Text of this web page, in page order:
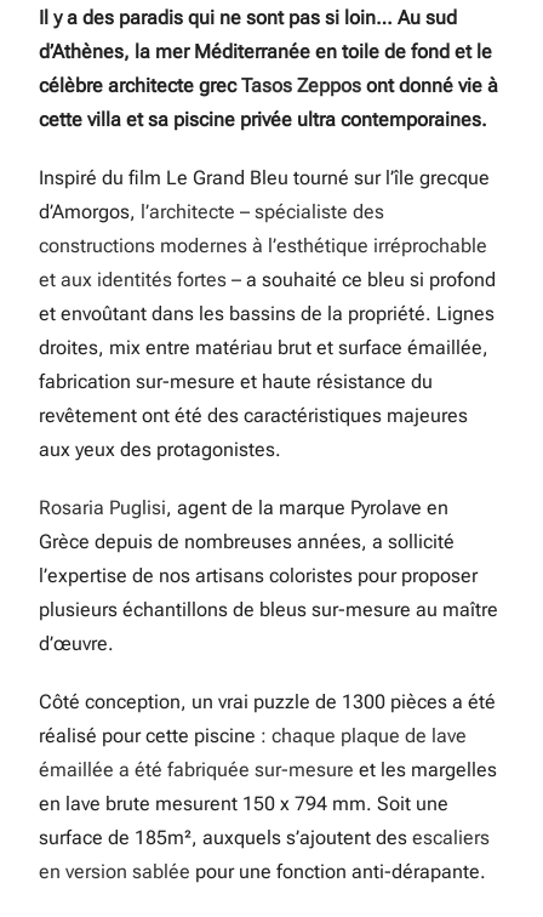
Il y a des paradis qui ne sont pas si loin… Au sud
d’Athènes, la mer Méditerranée en toile de fond et le
célèbre architecte grecTasos Zeppos ont donné vie à
cette villa et sa piscine privée ultra contemporaines.
Inspiré du film Le Grand Bleu tourné sur l’île grecque
d’Amorgos, l’architecte – spécialiste des
constructions modernes à l’esthétique irréprochable
et aux identités fortes – a souhaité ce bleu si profond
et envoûtant dans les bassins de la propriété. Lignes
droites, mix entre matériau brut et surface émaillée,
fabrication sur-mesure et haute résistance du
revêtement ont été des caractéristiques majeures
aux yeux des protagonistes.
Rosaria Puglisi, agent de la marque Pyrolave en
Grèce depuis de nombreuses années, a sollicité
l’expertise de nos artisans coloristes pour proposer
plusieurs échantillons de bleus sur-mesure au maître
d’œuvre.
Côté conception, un vrai puzzle de 1300 pièces a été
réalisé pour cette piscine :chaque plaque de lave
émaillée a été fabriquée sur-mesure et les margelles
en lave brute mesurent 150 x 794 mm. Soit une
surface de 185m², auxquels s’ajoutent des escaliers
en version sablée pour une fonction anti-dérapante.